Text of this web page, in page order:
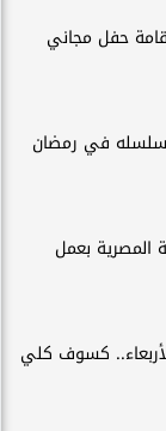
حفل مجاني
في رمضان
المصرية بعمل
كسوف كلي